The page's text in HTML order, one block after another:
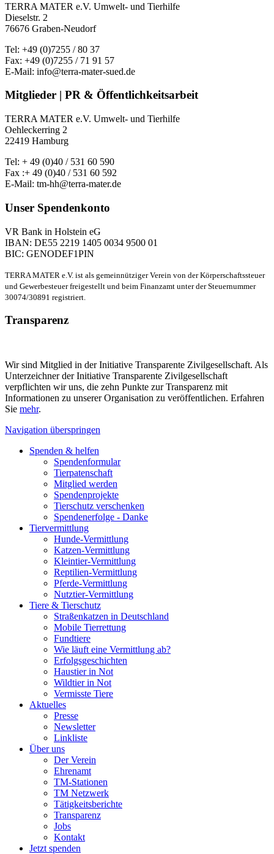
TERRA MATER e.V. Umwelt- und Tierhilfe
Dieselstr. 2
76676 Graben-Neudorf
Tel: +49 (0)7255 / 80 37
Fax: +49 (0)7255 / 71 91 57
E-Mail: info@terra-mater-sued.de
Mitglieder | PR & Öffentlichkeitsarbeit
TERRA MATER e.V. Umwelt- und Tierhilfe
Oehleckerring 2
22419 Hamburg
Tel: + 49 (0)40 / 531 60 590
Fax :+ 49 (0)40 / 531 60 592
E-Mail: tm-hh@terra-mater.de
Unser Spendenkonto
VR Bank in Holstein eG
IBAN: DE55 2219 1405 0034 9500 01
BIC: GENODEF1PIN
TERRA MATER e.V. ist als gemeinnütziger Verein von der Körperschaftssteuer
und Gewerbesteuer freigestellt und beim Finanzamt unter der Steuernummer
30074/30891 registriert.
Transparenz
Wir sind Mitglied in der Initiative Transparente Zivilgesellschaft. Als
Unterzeichner der Initiative Transparente Zivilgesellschaft
verpflichten wir uns, die zehn Punkte zur Transparenz mit
Informationen zu unserer Organisation zu veröffentlichen. Erfahren
Sie mehr.
Navigation überspringen
Spenden & helfen
Spendenformular
Tierpatenschaft
Mitglied werden
Spendenprojekte
Tierschutz verschenken
Spendenerfolge - Danke
Tiervermittlung
Hunde-Vermittlung
Katzen-Vermittlung
Kleintier-Vermittlung
Reptilien-Vermittlung
Pferde-Vermittlung
Nutztier-Vermittlung
Tiere & Tierschutz
Straßenkatzen in Deutschland
Mobile Tierrettung
Fundtiere
Wie läuft eine Vermittlung ab?
Erfolgsgeschichten
Haustier in Not
Wildtier in Not
Vermisste Tiere
Aktuelles
Presse
Newsletter
Linkliste
Über uns
Der Verein
Ehrenamt
TM-Stationen
TM Netzwerk
Tätigkeitsberichte
Transparenz
Jobs
Kontakt
Jetzt spenden